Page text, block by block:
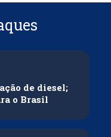
de diesel;
o Brasil